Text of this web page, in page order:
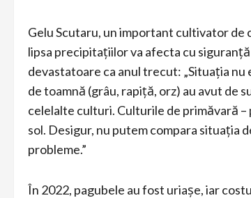
Gelu Scutaru, un important cultivator de
lipsa precipitațiilor va afecta cu
devastatoare ca anul trecut: „Situația
de toamnă (grâu, rapiță, orz) au avut de
celelalte culturi. Culturile de primăvară –
sol. Desigur, nu putem compara situația
probleme.”
În 2022, pagubele au fost uriașe, iar